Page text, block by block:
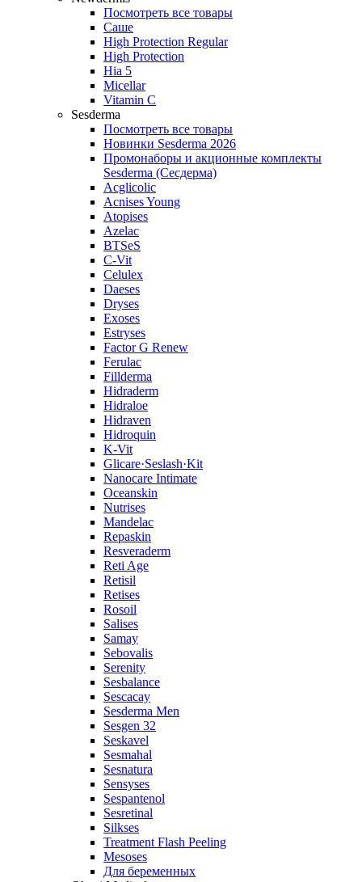
Посмотреть все товары
Саше
High Protection Regular
High Protection
Hia 5
Micellar
Vitamin C
Sesderma
Посмотреть все товары
Новинки Sesderma 2026
Промонаборы и акционные комплекты
Sesderma (Сесдерма)
Acglicolic
Acnises Young
Atopises
Azelac
BTSeS
C‑Vit
Celulex
Daeses
Dryses
Exoses
Estryses
Factor G Renew
Ferulac
Fillderma
Hidraderm
Hidraloe
Hidraven
Hidroquin
K-Vit
Glicare·Seslash·Kit
Nanocare Intimate
Oceanskin
Nutrises
Mandelac
Repaskin
Resveraderm
Reti Age
Retisil
Retises
Rosoil
Salises
Samay
Sebovalis
Serenity
Sesbalance
Sescacay
Sesderma Men
Sesgen 32
Seskavel
Sesmahal
Sesnatura
Sensyses
Sespantenol
Sesretinal
Silkses
Treatment Flash Peeling
Mesoses
Для беременных